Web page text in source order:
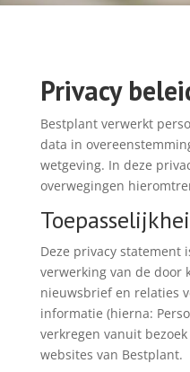
Privacy
Bestplant verwerkt
data in
wetgeving. In deze
overwegingen
Deze privacy statement
verwerking van de door
nieuwsbrief en relaties
informatie (hierna:
verkregen vanuit
websites van Bestplant.